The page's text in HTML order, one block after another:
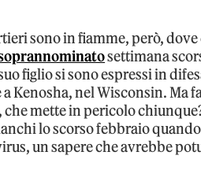
sono in fiamme, però,
settimana
figlio si sono espressi in
Kenosha, nel Wisconsin. Ma
mette in pericolo
lo scorso febbraio
un sapere che avrebbe